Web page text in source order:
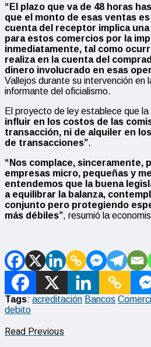
“El plazo que va de 48 horas
que el monto de esas ventas
cuenta del receptor implica
para estos comercios por la
inmediatamente, tal como
realiza en la cuenta del
dinero involucrado en esas
Vallejos durante su intervención en
informante del oficialismo.
El proyecto de ley establece que la
influir en los costos de las
transacción, ni de alquiler en
de transacciones”.
“Nos complace, sinceramente,
empresas micro, pequeñas y
entendemos que la buena
a equilibrar la balanza,
conjunto pero protegiendo
más débiles”, resumió la
Tags: acreditación Bancos
debito
Read Previous